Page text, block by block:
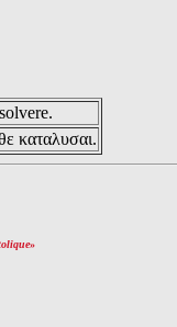
καταλυσαι.
»